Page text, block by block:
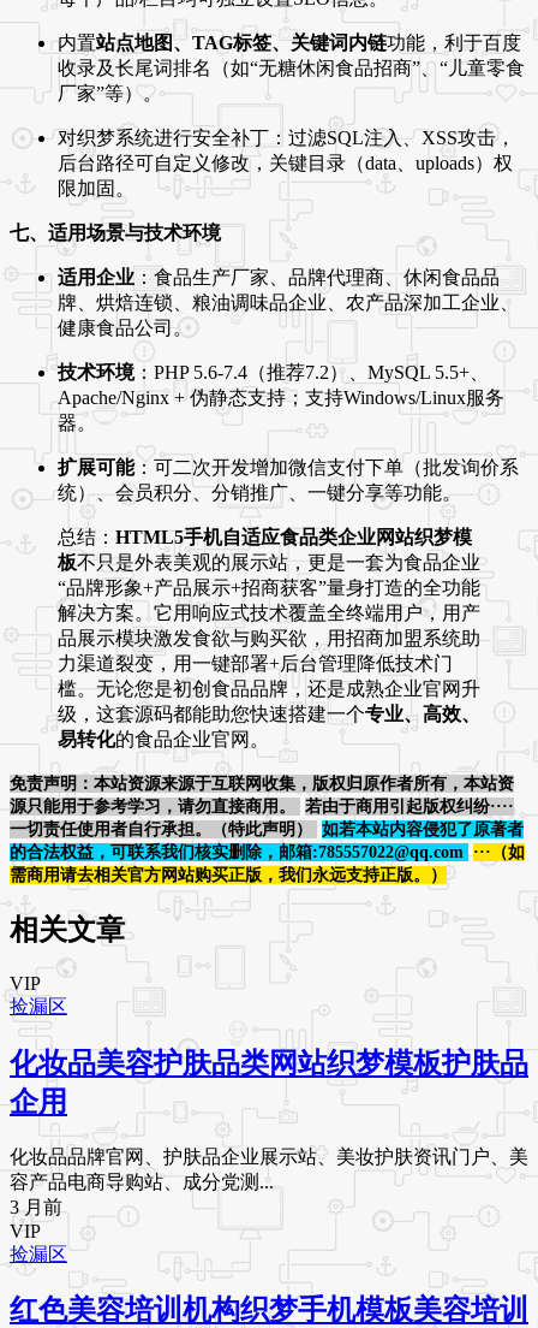
内置站点地图、TAG标签、关键词内链功能，利于百度
收录及长尾词排名（如“无糖休闲食品招商”、“儿童零食
厂家”等）。
对织梦系统进行安全补丁：过滤SQL注入、XSS攻击，
后台路径可自定义修改，关键目录（data、uploads）权
限加固。
七、适用场景与技术环境
适用企业 ：食品生产厂家、品牌代理商、休闲食品品
牌、烘焙连锁、粮油调味品企业、农产品深加工企业、
健康食品公司。
技术环境：PHP 5.6-7.4（推荐7.2）、MySQL 5.5+、
Apache/Nginx + 伪静态支持；支持Windows/Linux服务
器。
扩展可能：可二次开发增加微信支付下单（批发询价系
统）、会员积分、分销推广、一键分享等功能。
总结： HTML5手机自适应食品类企业网站织梦模
板不只是外表美观的展示站，更是一套为食品企业
“品牌形象+产品展示+招商获客”量身打造的全功能
解决方案。它用响应式技术覆盖全终端用户，用产
品展示模块激发食欲与购买欲，用招商加盟系统助
力渠道裂变，用一键部署+后台管理降低技术门
槛。无论您是初创食品品牌，还是成熟企业官网升
级，这套源码都能助您快速搭建一个专业、高效、
易转化的食品企业官网。
免责声明：本站资源来源于互联网收集，版权归原作者所有，本站资
源只能用于参考学习，请勿直接商用。
若由于商用引起版权纠纷····
一切责任使用者自行承担。（特此声明）
如若本站内容侵犯了原著者
的合法权益，可联系我们核实删除，邮箱:785557022@qq.com
···（如
需商用请去相关官方网站购买正版，我们永远支持正版。）
相关文章
VIP
捡漏区
化妆品美容护肤品类网站织梦模板护肤品
企用
化妆品品牌官网、护肤品企业展示站、美妆护肤资讯门户、美
容产品电商导购站、成分党测...
3 月前
VIP
捡漏区
红色美容培训机构织梦手机模板美容培训